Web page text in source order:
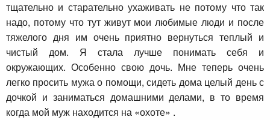
тщательно и старательно ухаживать не потому что так
надо, потому что тут живут мои любимые люди и после
тяжелого дня им очень приятно вернуться теплый и
чистый дом. Я стала лучше понимать себя и
окружающих. Особенно свою дочь. Мне теперь очень
легко просить мужа о помощи, сидеть дома целый день с
дочкой и заниматься домашними делами, в то время
когда мой муж находится на «охоте» .